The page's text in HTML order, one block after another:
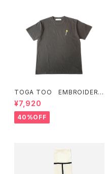
TOGA TOO EMBROIDERY
T-SHIRT
¥7,920
40%OFF